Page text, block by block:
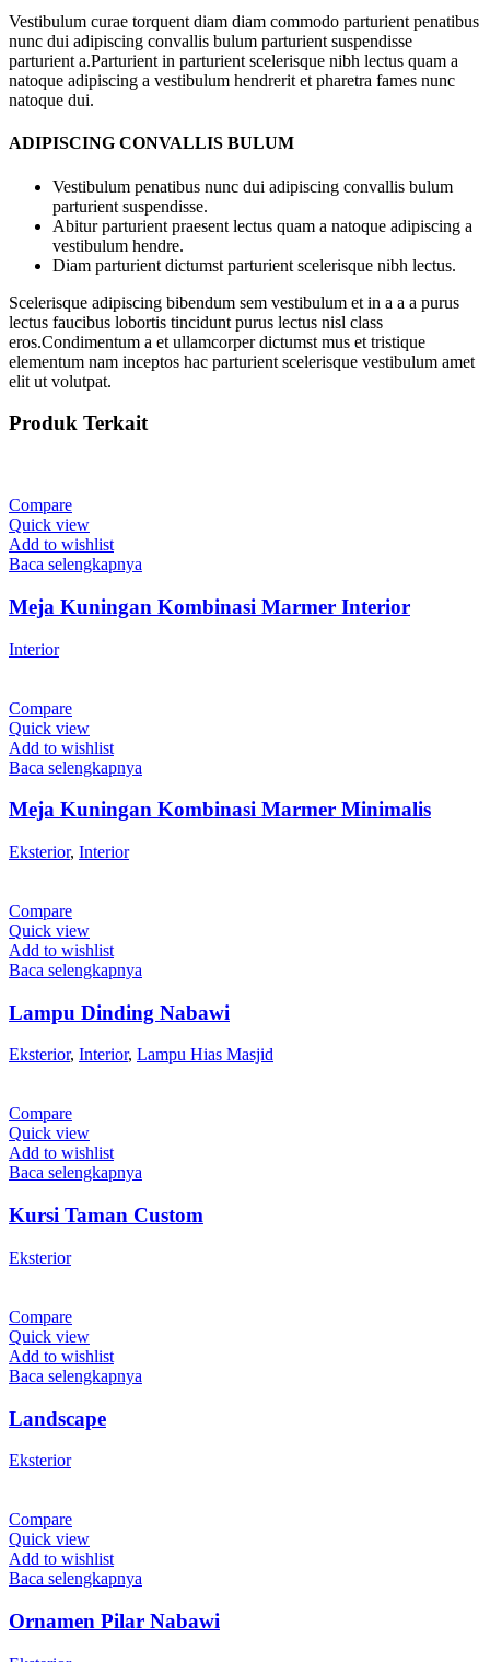
Vestibulum curae torquent diam diam commodo parturient penatibus
nunc dui adipiscing convallis bulum parturient suspendisse
parturient a.Parturient in parturient scelerisque nibh lectus quam a
natoque adipiscing a vestibulum hendrerit et pharetra fames nunc
natoque dui.
ADIPISCING CONVALLIS BULUM
Vestibulum penatibus nunc dui adipiscing convallis bulum
parturient suspendisse.
Abitur parturient praesent lectus quam a natoque adipiscing a
vestibulum hendre.
Diam parturient dictumst parturient scelerisque nibh lectus.
Scelerisque adipiscing bibendum sem vestibulum et in a a a purus
lectus faucibus lobortis tincidunt purus lectus nisl class
eros.Condimentum a et ullamcorper dictumst mus et tristique
elementum nam inceptos hac parturient scelerisque vestibulum amet
elit ut volutpat.
Produk Terkait
Compare
Quick view
Add to wishlist
Baca selengkapnya
Meja Kuningan Kombinasi Marmer Interior
Interior
Compare
Quick view
Add to wishlist
Baca selengkapnya
Meja Kuningan Kombinasi Marmer Minimalis
Eksterior, Interior
Compare
Quick view
Add to wishlist
Baca selengkapnya
Lampu Dinding Nabawi
Eksterior, Interior, Lampu Hias Masjid
Compare
Quick view
Add to wishlist
Baca selengkapnya
Kursi Taman Custom
Eksterior
Compare
Quick view
Add to wishlist
Baca selengkapnya
Landscape
Eksterior
Compare
Quick view
Add to wishlist
Baca selengkapnya
Ornamen Pilar Nabawi